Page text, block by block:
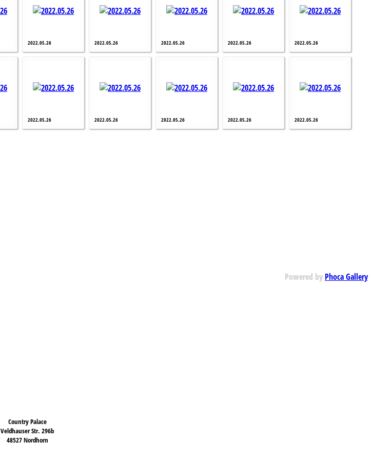
2022.05.26 2022.05.26 2022.05.26 2022.05.26 2022.05.26
2022.05.26 2022.05.26 2022.05.26 2022.05.26 2022.05.26
Powered by Phoca Gallery
Country Palace
Veldhauser Str. 296b
48527 Nordhorn